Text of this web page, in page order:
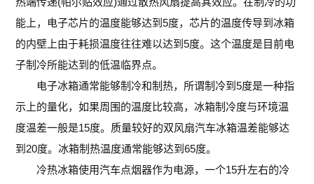
能上，电子芯片的温度能够达到5度，芯片的温度传导到冰箱
的内壁上由于耗损温度往往难以达到5度。这个温度是目前电
子制冷所能达到的低温临界点。
电子冰箱通常能够制冷和制热，所谓制冷到5度是一种指
示上的量化，如果周围的温度比较高，冰箱制冷度与环境温
度温差一般是15度。质量较好的双风扇汽车冰箱温差能够达
到20度。冰箱制热温度通常能够达到65度。
冷热冰箱使用汽车点烟器作为电源，一个15升左右的冷